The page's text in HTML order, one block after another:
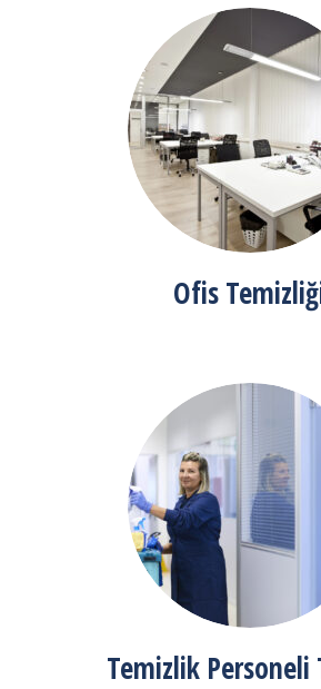
Ofis
Temizlik Personeli